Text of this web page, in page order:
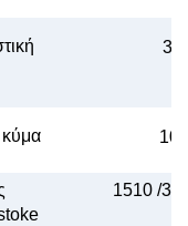
κύμα
1510 /